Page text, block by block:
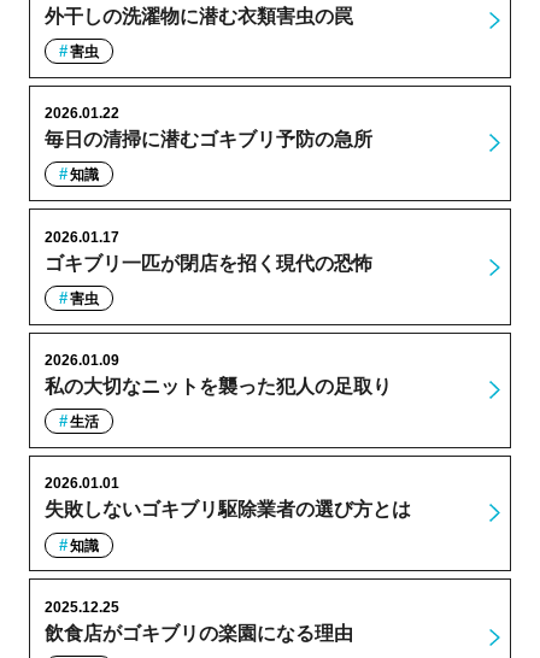
外干しの洗濯物に潜む衣類害虫の罠
害虫
毎日の清掃に潜むゴキブリ予防の急所
2026.01.22
知識
ゴキブリ一匹が閉店を招く現代の恐怖
2026.01.17
害虫
私の大切なニットを襲った犯人の足取り
2026.01.09
生活
失敗しないゴキブリ駆除業者の選び方とは
2026.01.01
知識
飲食店がゴキブリの楽園になる理由
2025.12.25